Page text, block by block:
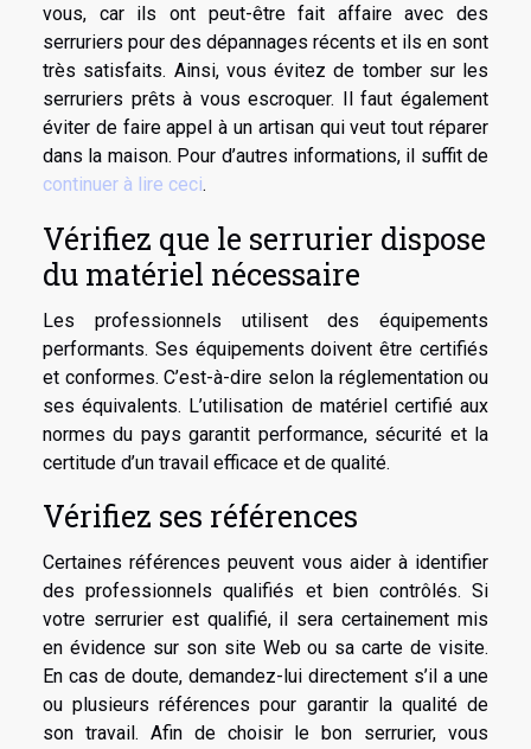
vous, car ils ont peut-être fait affaire avec des
serruriers pour des dépannages récents et ils en sont
très satisfaits. Ainsi, vous évitez de tomber sur les
serruriers prêts à vous escroquer. Il faut également
éviter de faire appel à un artisan qui veut tout réparer
dans la maison. Pour d’autres informations, il suffit de
continuer à lire ceci.
Vérifiez que le serrurier dispose
du matériel nécessaire
Les professionnels utilisent des équipements
performants. Ses équipements doivent être certifiés
et conformes. C’est-à-dire selon la réglementation ou
ses équivalents. L’utilisation de matériel certifié aux
normes du pays garantit performance, sécurité et la
certitude d’un travail efficace et de qualité.
Vérifiez ses références
Certaines références peuvent vous aider à identifier
des professionnels qualifiés et bien contrôlés. Si
votre serrurier est qualifié, il sera certainement mis
en évidence sur son site Web ou sa carte de visite.
En cas de doute, demandez-lui directement s’il a une
ou plusieurs références pour garantir la qualité de
son travail. Afin de choisir le bon serrurier, vous